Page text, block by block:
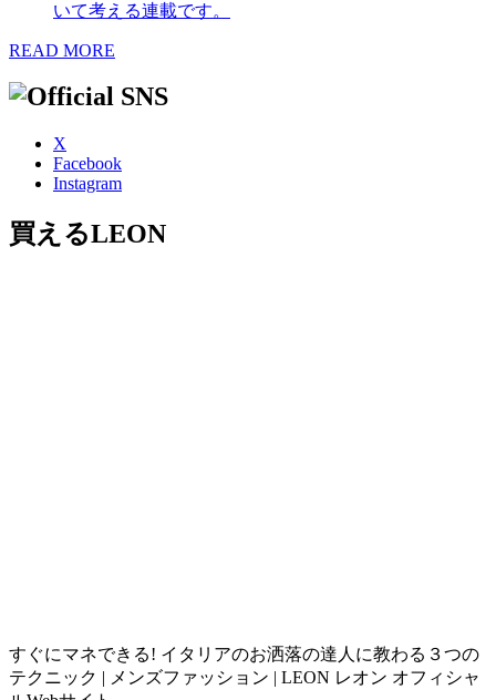
いて考える連載です。
READ MORE
X
Facebook
Instagram
買えるLEON
すぐにマネできる! イタリアのお洒落の達人に教わる３つの
テクニック | メンズファッション | LEON レオン オフィシャ